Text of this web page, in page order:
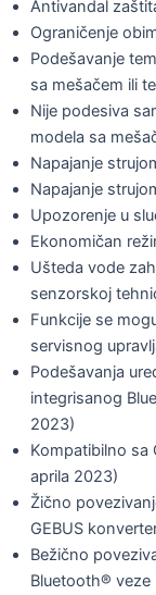
Antivandal
Ograničenje
Podešavanje
sa mešačem ili
Nije podesiva
modela sa
Napajanje
Napajanje
Upozorenje u
Ekonomičan
Ušteda vode
senzorskoj
Funkcije se
servisnog
Podešavanja
integrisanog
2023)
Kompatibilno sa
aprila 2023)
Žično
GEBUS
Bežično
Bluetooth® veze